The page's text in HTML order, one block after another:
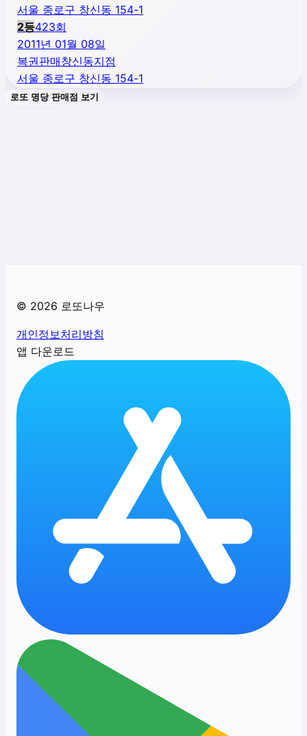
서울 종로구 창신동 154-1
2등423회
2011년 01월 08일
복권판매창신동지점
서울 종로구 창신동 154-1
로또 명당 판매점 보기
© 2026 로또나우
개인정보처리방침
앱 다운로드